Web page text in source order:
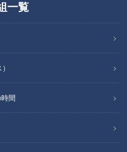
一覧
間
宝珠山晃の試
ロキポ)で独
は田中恒成！
る